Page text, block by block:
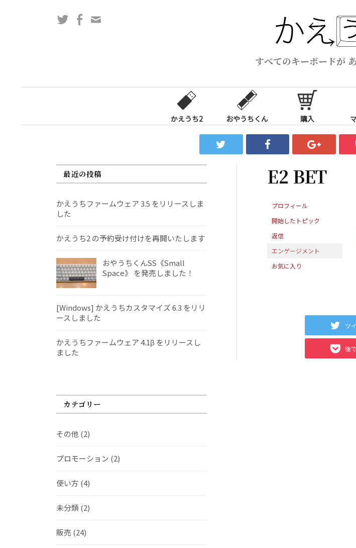
ス
すべてのキーボードが
TwitterFacebook
かえうち2 おやうちくん 購入
E2 BET
プロフィール
開始したトピック
返信
エンゲージメント
お気に入り
ツ
後
最近の投稿
かえうちファームウェア 3.5 をリリースしま
した
かえうち2 の予約受け付けを再開いたします
おやうちくんSS《Small
Space》 を発売しました！
[Windows] かえうちカスタマイズ 6.3 をリリ
ースしました
かえうちファームウェア 4.1β をリリースし
ました
カテゴリー
その他 (2)
プロモーション (2)
使い方 (4)
未分類 (2)
販売 (24)